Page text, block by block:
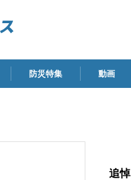
防災特集 動画
追悼